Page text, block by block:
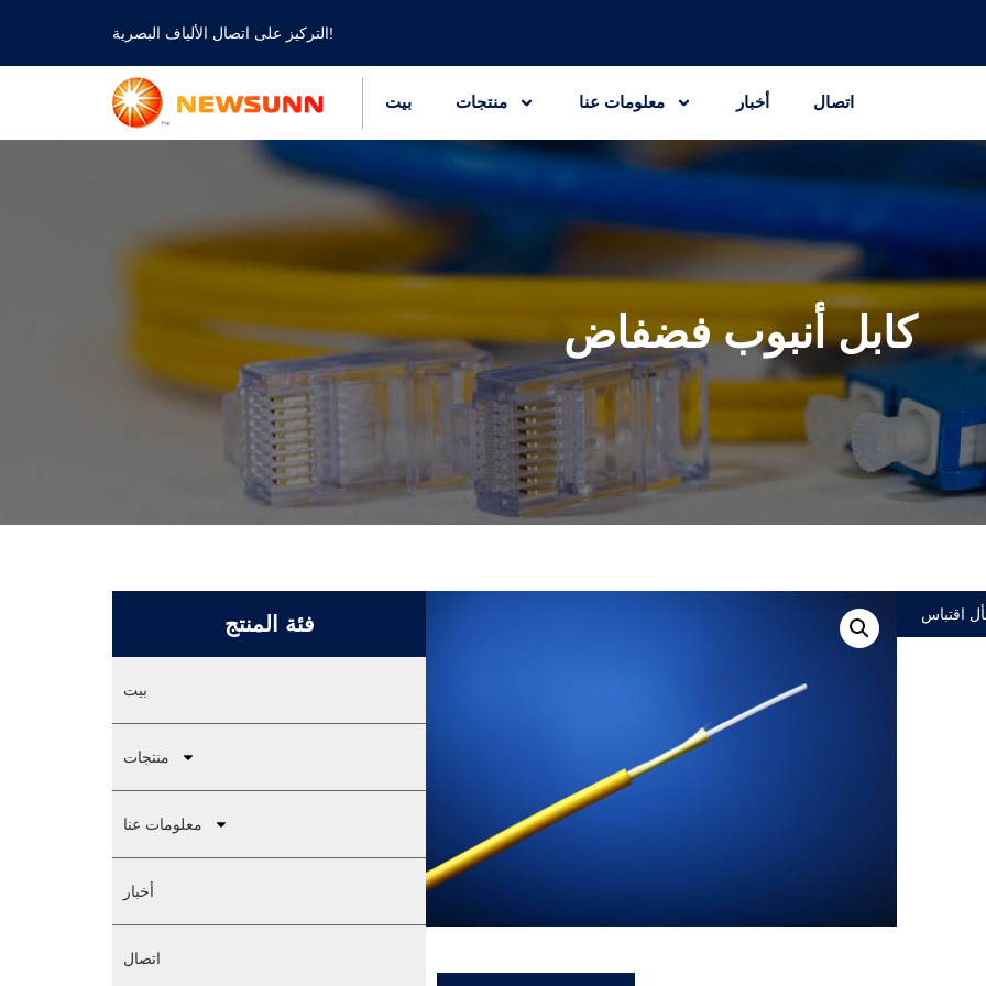
التركيز على اتصال الألياف البصرية!
بيت منتجات معلومات عنا أخبار اتصال
كابل أنبوب فضفاض
فئة المنتج
بيت
منتجات
معلومات عنا
أخبار
اتصال
اقتباس